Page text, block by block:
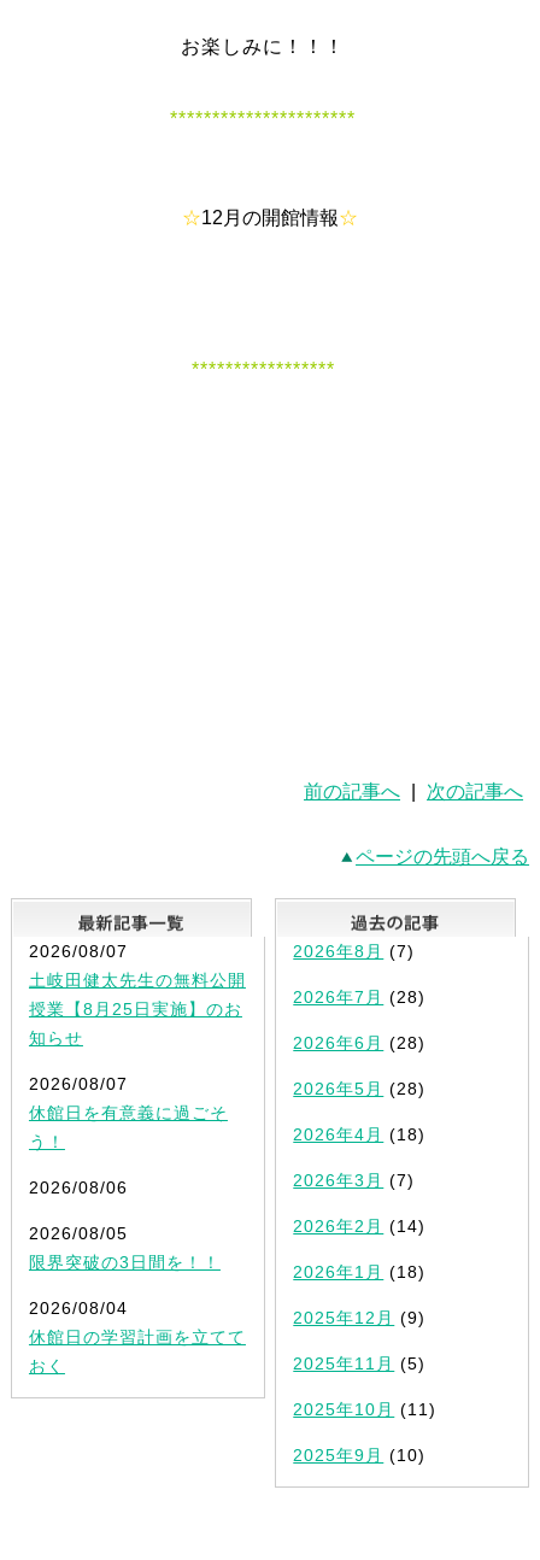
お楽しみに！！！
**********************
☆12月の開館情報☆
*****************
前の記事へ 次の記事へ
ページの先頭へ戻る
最新記事一覧
2026/08/07
土岐田健太先生の無料公開
授業【8月25日実施】のお
知らせ
2026/08/07
休館日を有意義に過ごそ
う！
2026/08/06
2026/08/05
限界突破の3日間を！！
2026/08/04
休館日の学習計画を立てて
おく
2026年8月 (7)
2026年7月 (28)
2026年6月 (28)
2026年5月 (28)
2026年4月 (18)
2026年3月 (7)
2026年2月 (14)
2026年1月 (18)
2025年12月 (9)
2025年11月 (5)
2025年10月 (11)
2025年9月 (10)